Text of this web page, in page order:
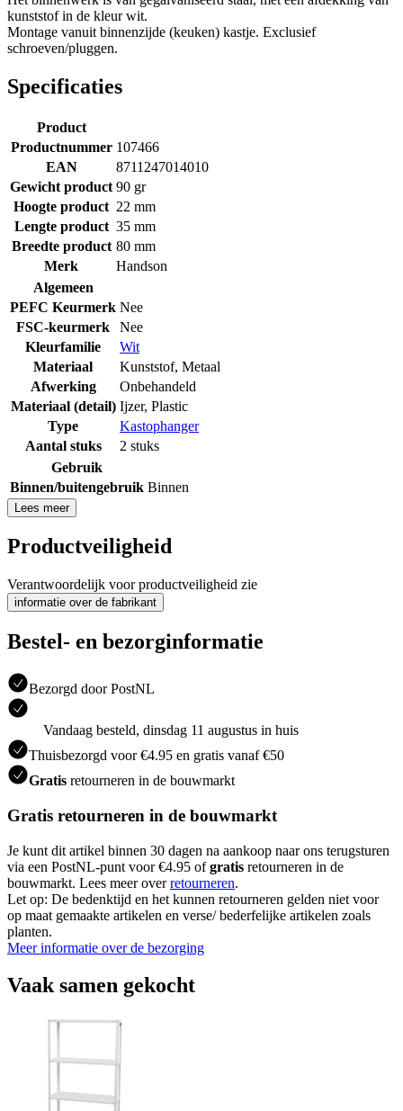
kunststof in de kleur wit.
Montage vanuit binnenzijde (keuken) kastje. Exclusief
schroeven/pluggen.
Specificaties
Product
Productnummer 107466
EAN
8711247014010
Gewicht product 90 gr
Hoogte product 22 mm
Lengte product 35 mm
Breedte product 80 mm
Merk
Handson
Algemeen
PEFC Keurmerk Nee
FSC-keurmerk
Nee
Kleurfamilie
Wit
Materiaal
Kunststof, Metaal
Afwerking
Onbehandeld
Materiaal (detail) Ijzer, Plastic
Type
Kastophanger
Aantal stuks
2 stuks
Gebruik
Binnen/buitengebruik Binnen
Lees meer
Productveiligheid
Verantwoordelijk voor productveiligheid zie
informatie over de fabrikant
Bestel- en bezorginformatie
Bezorgd door PostNL
Vandaag besteld, dinsdag 11 augustus in huis
Thuisbezorgd voor €4.95 en gratis vanaf €50
Gratis retourneren in de bouwmarkt
Gratis retourneren in de bouwmarkt
Je kunt dit artikel binnen 30 dagen na aankoop naar ons terugsturen
via een PostNL-punt voor €4.95 ofgratis retourneren in de
bouwmarkt. Lees meer overretourneren.
Let op: De bedenktijd en het kunnen retourneren gelden niet voor
op maat gemaakte artikelen en verse/ bederfelijke artikelen zoals
planten.
Meer informatie over de bezorging
Vaak samen gekocht